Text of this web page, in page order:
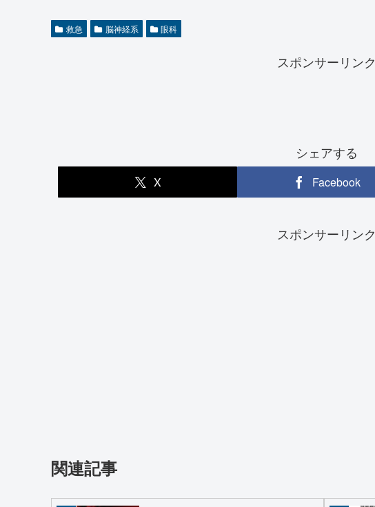
救急 脳神経系 眼科
スポンサーリンク
シェアする
X Facebook
スポンサーリンク
関連記事